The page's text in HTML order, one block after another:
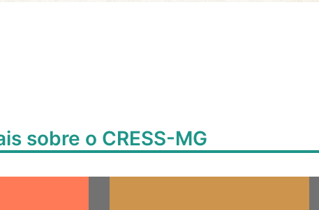
sobre o CRESS-MG